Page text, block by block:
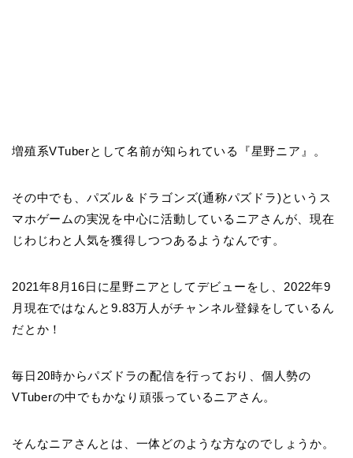
増殖系VTuberとして名前が知られている『星野ニア』。
その中でも、パズル＆ドラゴンズ(通称パズドラ)というス
マホゲームの実況を中心に活動しているニアさんが、現在
じわじわと人気を獲得しつつあるようなんです。
2021年8月16日に星野ニアとしてデビューをし、2022年9
月現在ではなんと9.83万人がチャンネル登録をしているん
だとか！
毎日20時からパズドラの配信を行っており、個人勢の
VTuberの中でもかなり頑張っているニアさん。
そんなニアさんとは、一体どのような方なのでしょうか。